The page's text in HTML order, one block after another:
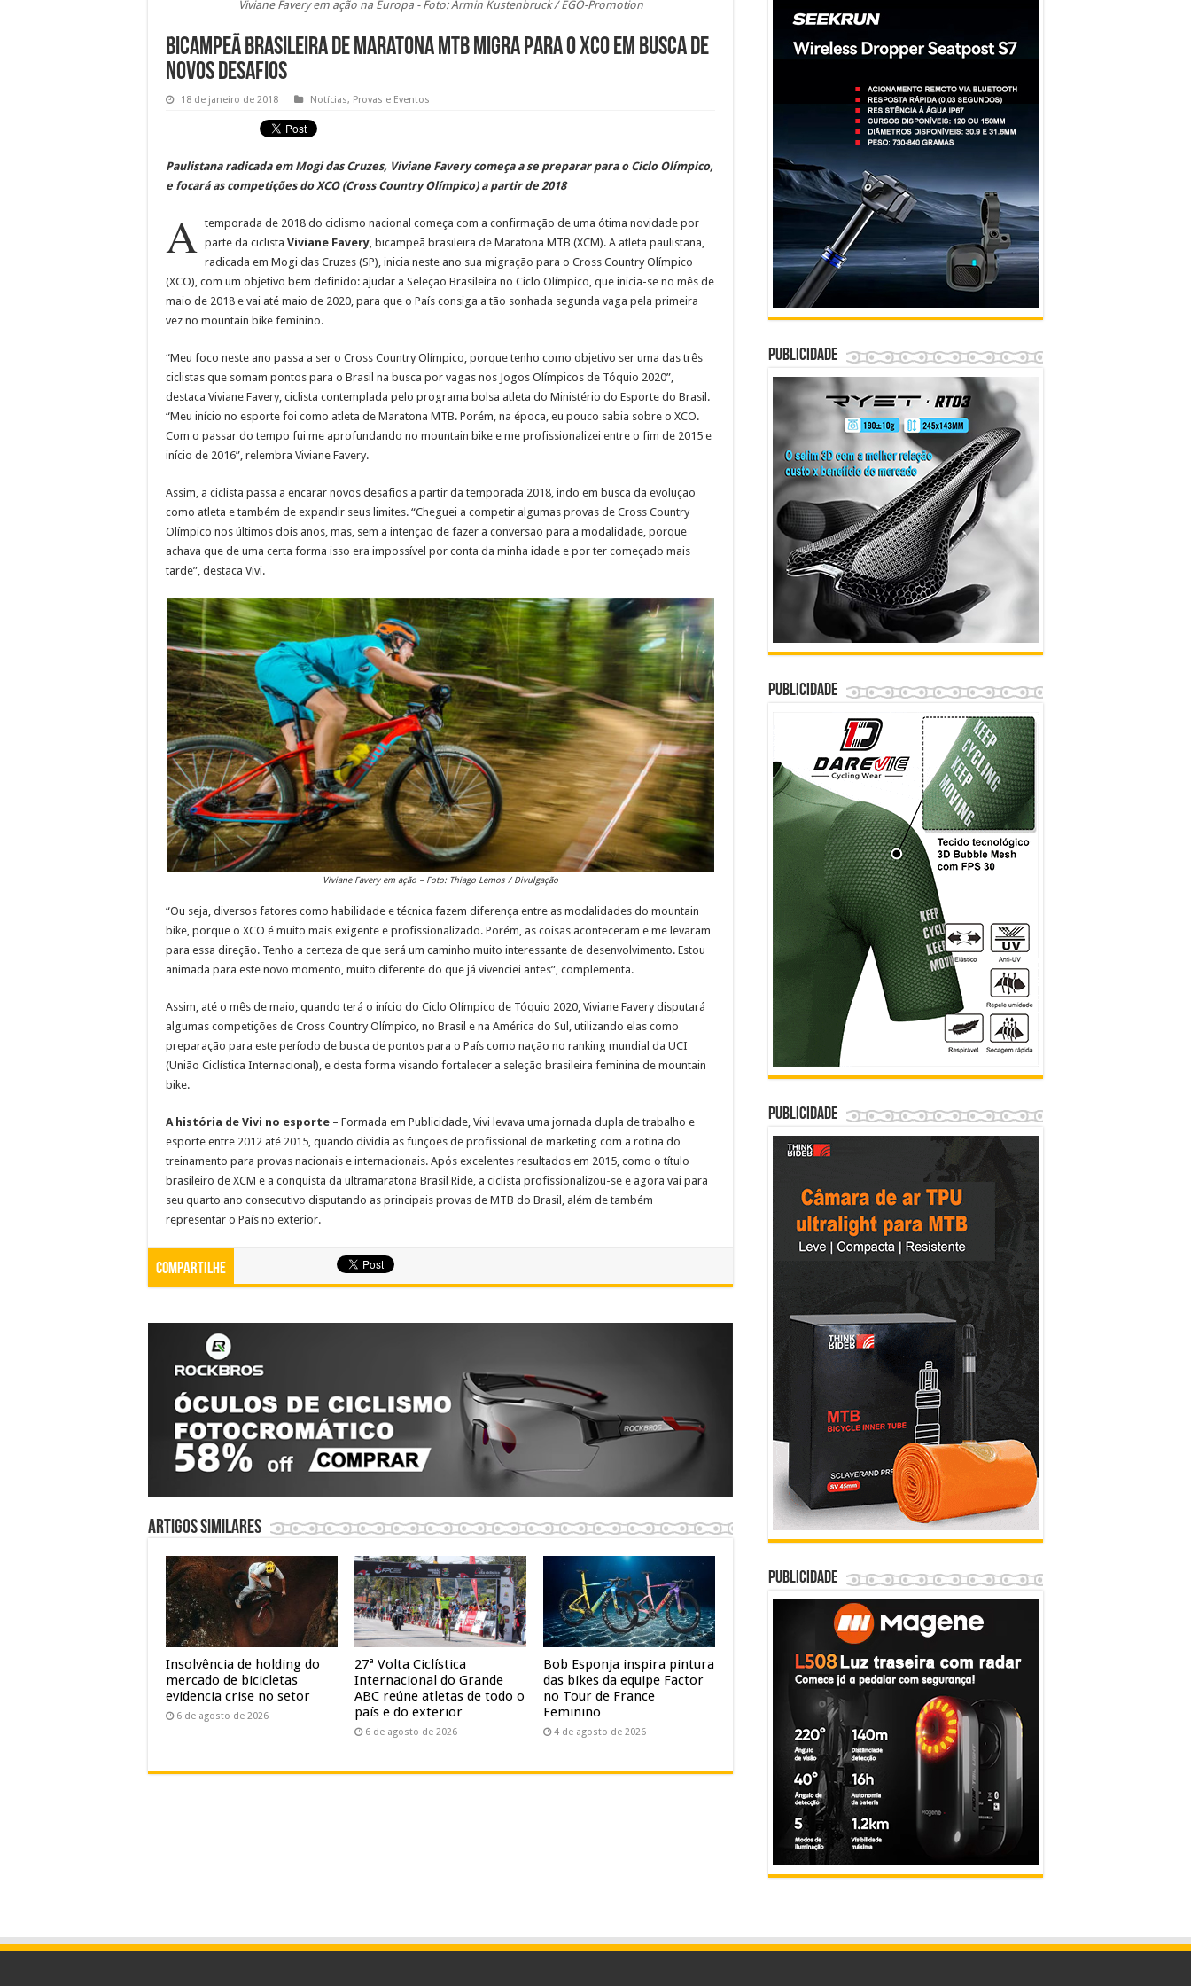
Viviane Favery em ação na Europa - Foto: Armin Kustenbruck / EGO-Promotion
Bicampeã brasileira de Maratona MTB migra para o XCO em busca de
novos desafios
18 de janeiro de 2018 Notícias, Provas e Eventos
Paulistana radicada em Mogi das Cruzes, Viviane Favery começa a se preparar para o Ciclo Olímpico,
e focará as competições do XCO (Cross Country Olímpico) a partir de 2018
A temporada de 2018 do ciclismo nacional começa com a confirmação de uma ótima novidade por
parte da ciclista Viviane Favery , bicampeã brasileira de Maratona MTB (XCM). A atleta paulistana,
radicada em Mogi das Cruzes (SP), inicia neste ano sua migração para o Cross Country Olímpico
(XCO), com um objetivo bem definido: ajudar a Seleção Brasileira no Ciclo Olímpico, que inicia-se no mês de
maio de 2018 e vai até maio de 2020, para que o País consiga a tão sonhada segunda vaga pela primeira
vez no mountain bike feminino.
“Meu foco neste ano passa a ser o Cross Country Olímpico, porque tenho como objetivo ser uma das três
ciclistas que somam pontos para o Brasil na busca por vagas nos Jogos Olímpicos de Tóquio 2020”,
destaca Viviane Favery, ciclista contemplada pelo programa bolsa atleta do Ministério do Esporte do Brasil.
“Meu início no esporte foi como atleta de Maratona MTB. Porém, na época, eu pouco sabia sobre o XCO.
Com o passar do tempo fui me aprofundando no mountain bike e me profissionalizei entre o fim de 2015 e
início de 2016”, relembra Viviane Favery.
Assim, a ciclista passa a encarar novos desafios a partir da temporada 2018, indo em busca da evolução
como atleta e também de expandir seus limites. “Cheguei a competir algumas provas de Cross Country
Olímpico nos últimos dois anos, mas, sem a intenção de fazer a conversão para a modalidade, porque
achava que de uma certa forma isso era impossível por conta da minha idade e por ter começado mais
tarde”, destaca Vivi.
Viviane Favery em ação – Foto: Thiago Lemos / Divulgação
“Ou seja, diversos fatores como habilidade e técnica fazem diferença entre as modalidades do mountain
bike, porque o XCO é muito mais exigente e profissionalizado. Porém, as coisas aconteceram e me levaram
para essa direção. Tenho a certeza de que será um caminho muito interessante de desenvolvimento. Estou
animada para este novo momento, muito diferente do que já vivenciei antes”, complementa.
Assim, até o mês de maio, quando terá o início do Ciclo Olímpico de Tóquio 2020, Viviane Favery disputará
algumas competições de Cross Country Olímpico, no Brasil e na América do Sul, utilizando elas como
preparação para este período de busca de pontos para o País como nação no ranking mundial da UCI
(União Ciclística Internacional), e desta forma visando fortalecer a seleção brasileira feminina de mountain
bike.
A história de Vivi no esporte – Formada em Publicidade, Vivi levava uma jornada dupla de trabalho e
esporte entre 2012 até 2015, quando dividia as funções de profissional de marketing com a rotina do
treinamento para provas nacionais e internacionais. Após excelentes resultados em 2015, como o título
brasileiro de XCM e a conquista da ultramaratona Brasil Ride, a ciclista profissionalizou-se e agora vai para
seu quarto ano consecutivo disputando as principais provas de MTB do Brasil, além de também
representar o País no exterior.
Compartilhe
Artigos similares
Insolvência de holding do
mercado de bicicletas
evidencia crise no setor
6 de agosto de 2026
27ª Volta Ciclística
Internacional do Grande
ABC reúne atletas de todo o
país e do exterior
6 de agosto de 2026
Bob Esponja inspira pintura
das bikes da equipe Factor
no Tour de France
Feminino
4 de agosto de 2026
Publicidade
Publicidade
Publicidade
Publicidade